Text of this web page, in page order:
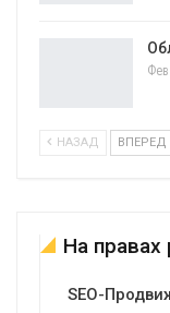
НАЗАД ВПЕРЕД
На
SEO-